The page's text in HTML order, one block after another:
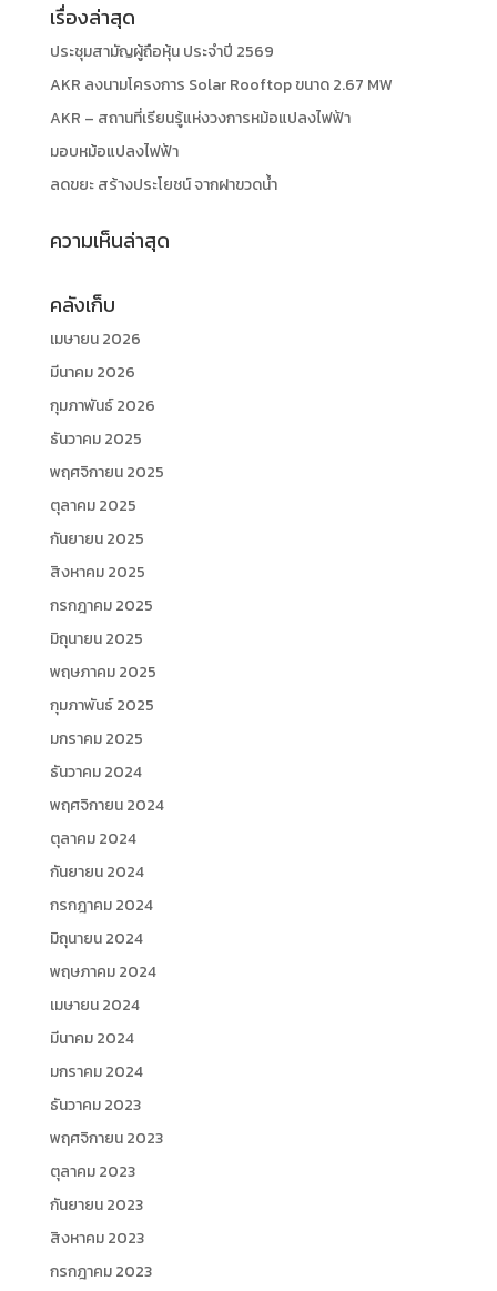
เรื่องล่าสุด
ประชุมสามัญผู้ถือหุ้น ประจำปี 2569
AKR ลงนามโครงการ Solar Rooftop ขนาด 2.67 MW
AKR – สถานที่เรียนรู้แห่งวงการหม้อแปลงไฟฟ้า
มอบหม้อแปลงไฟฟ้า
ลดขยะ สร้างประโยชน์ จากฝาขวดน้ำ
ความเห็นล่าสุด
คลังเก็บ
เมษายน 2026
มีนาคม 2026
กุมภาพันธ์ 2026
ธันวาคม 2025
พฤศจิกายน 2025
ตุลาคม 2025
กันยายน 2025
สิงหาคม 2025
กรกฎาคม 2025
มิถุนายน 2025
พฤษภาคม 2025
กุมภาพันธ์ 2025
มกราคม 2025
ธันวาคม 2024
พฤศจิกายน 2024
ตุลาคม 2024
กันยายน 2024
กรกฎาคม 2024
มิถุนายน 2024
พฤษภาคม 2024
เมษายน 2024
มีนาคม 2024
มกราคม 2024
ธันวาคม 2023
พฤศจิกายน 2023
ตุลาคม 2023
กันยายน 2023
สิงหาคม 2023
กรกฎาคม 2023